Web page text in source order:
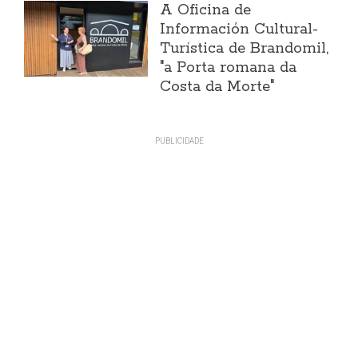
A Oficina de
Información Cultural-
Turística de Brandomil,
"a Porta romana da
Costa da Morte"